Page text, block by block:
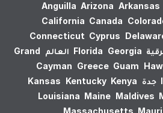
Anguilla Arizona Arkansas
California Canada
Connecticut Cyprus
Florida Georgia العالم
Grand
Cayman Greece Guam
جدة Kansas Kentucky Kenya
Louisiana Maine Maldives